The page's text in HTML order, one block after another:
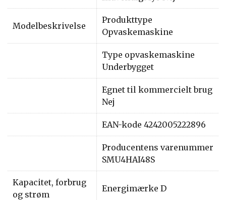
Modelbeskrivelse
Produkttype
Opvaskemaskine
Type opvaskemaskine
Underbygget
Egnet til kommercielt brug
Nej
EAN-kode 4242005222896
Producentens varenummer
SMU4HAI48S
Kapacitet, forbrug
og strøm
Energimærke D